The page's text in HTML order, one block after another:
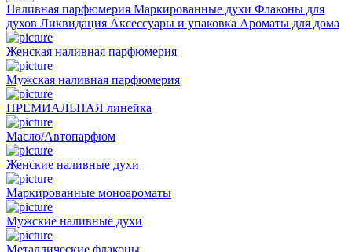
Наливная парфюмерия Маркированные духи Флаконы для
духов Ликвидация Аксессуары и упаковка Ароматы для дома
Женская наливная парфюмерия
Мужская наливная парфюмерия
ПРЕМИАЛЬНАЯ линейка
Масло/Автопарфюм
Женские наливные духи
Маркированные моноароматы
Мужские наливные духи
Металлические флаконы